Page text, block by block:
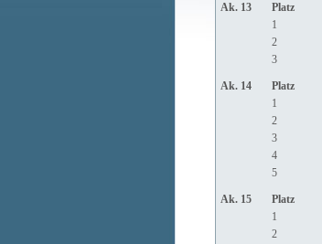
Ak. 13 Platz
1
2
3
Ak. 14 Platz
1
2
3
4
5
Ak. 15 Platz
1
2